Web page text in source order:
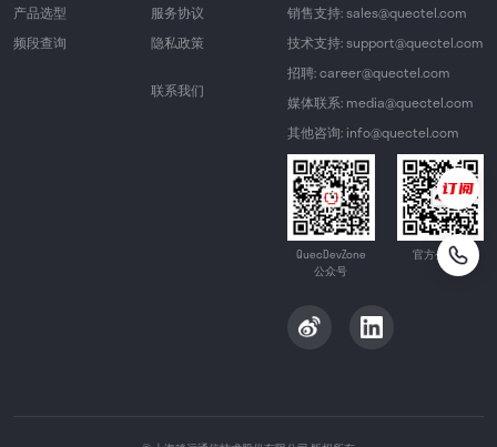
产品选型
频段查询
服务协议
隐私政策
联系我们
销售支持: sales@quectel.com
技术支持: support@quectel.com
招聘: career@quectel.com
媒体联系: media@quectel.com
其他咨询: info@quectel.com
QuecDevZone
公众号
官方公众号